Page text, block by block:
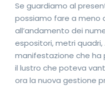
Se guardiamo al
possiamo fare a meno
all’andamento dei
espositori, metri
manifestazione che
il lustro che poteva
ora la nuova gestione